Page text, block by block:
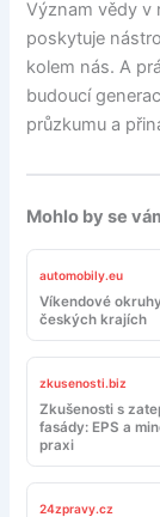
Význam vědy v
poskytuje
kolem nás. A
budoucí
průzkumu a
Mohlo by se
automobily.eu
Víkendové
českých krajích
zkusenosti.biz
Zkušenosti s
fasády: EPS a
praxi
24zpravy.cz